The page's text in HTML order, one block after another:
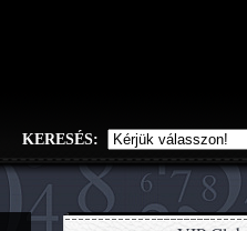
KERESÉS: